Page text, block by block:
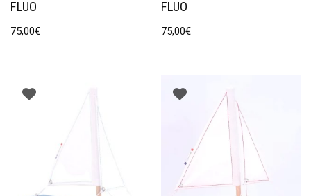
FLUO
75,00€
FLUO
75,00€